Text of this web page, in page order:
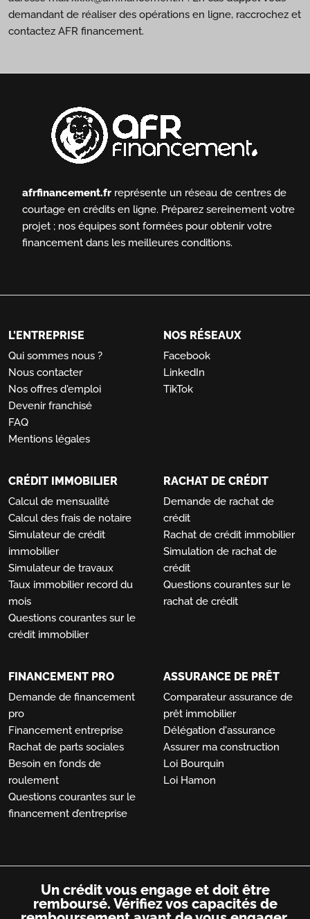
demandant de réaliser des opérations en ligne, raccrochez et
contactez AFR financement.
afrfinancement.fr représente un réseau de centres de
courtage en crédits en ligne. Préparez sereinement votre
projet ; nos équipes sont formées pour obtenir votre
financement dans les meilleures conditions.
L'ENTREPRISE
Qui sommes nous ?
Nous contacter
Nos offres d'emploi
Devenir franchisé
FAQ
Mentions légales
NOS RÉSEAUX
Facebook
LinkedIn
TikTok
CRÉDIT IMMOBILIER
Calcul de mensualité
Calcul des frais de notaire
Simulateur de crédit
immobilier
Simulateur de travaux
Taux immobilier record du
mois
Questions courantes sur le
crédit immobilier
RACHAT DE CRÉDIT
Demande de rachat de
crédit
Rachat de crédit immobilier
Simulation de rachat de
crédit
Questions courantes sur le
rachat de crédit
FINANCEMENT PRO
Demande de financement
pro
Financement entreprise
Rachat de parts sociales
Besoin en fonds de
roulement
Questions courantes sur le
financement d’entreprise
ASSURANCE DE PRÊT
Comparateur assurance de
prêt immobilier
Délégation d'assurance
Assurer ma construction
Loi Bourquin
Loi Hamon
Un crédit vous engage et doit être
remboursé. Vérifiez vos capacités de